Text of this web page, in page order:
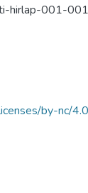
hirlap-001-
by-nc/